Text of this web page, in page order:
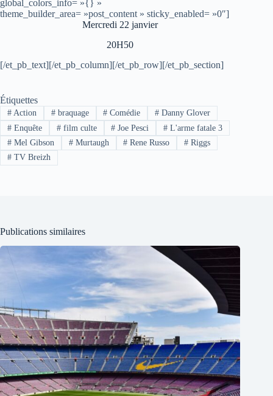
global_colors_info= »{} »
theme_builder_area= »post_content » sticky_enabled= »0″]
Mercredi 22 janvier
20H50
[/et_pb_text][/et_pb_column][/et_pb_row][/et_pb_section]
Étiquettes
#Action #braquage # Comédie # Danny Glover
#Enquête #film culte # Joe Pesci # L'arme fatale 3
#Mel Gibson #Murtaugh # Rene Russo # Riggs
#TV Breizh
Publications similaires